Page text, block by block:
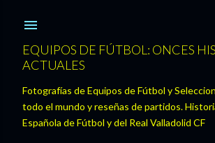
EQUIPOS DE FÚTBOL: ONCES
ACTUALES
Fotografías de Equipos de Fútbol y
todo el mundo y reseñas de partidos.
Española de Fútbol y del Real Valladolid CF